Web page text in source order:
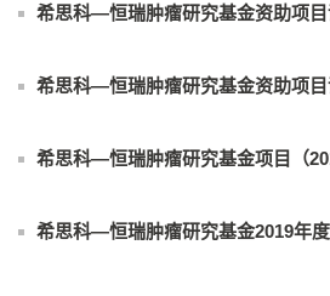
希思科—恒瑞肿瘤研究基金资助项
希思科—恒瑞肿瘤研究基金资助项
希思科—恒瑞肿瘤研究基金项目（
希思科—恒瑞肿瘤研究基金2019年